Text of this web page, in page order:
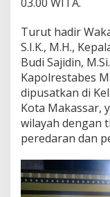
O
p
e
r
a
s
i
P
e
i
h
Turut hadir
S.I.K., M.H.,
Budi Sajidin,
Kapolrestabes
dipusatkan di
Kota Makassar,
wilayah dengan
peredaran dan